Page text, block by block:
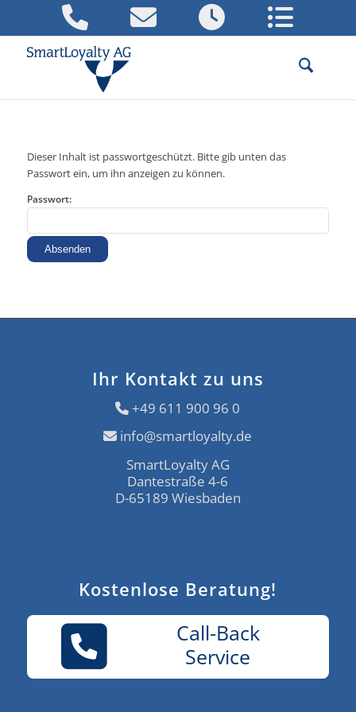
Dieser Inhalt ist passwortgeschützt. Bitte gib unten das
Passwort ein, um ihn anzeigen zu können.
Passwort:
Ihr Kontakt zu uns
+49 611 900 96 0
info@smartloyalty.de
SmartLoyalty AG
Dantestraße 4-6
D-65189 Wiesbaden
Kostenlose Beratung!
Call-Back
Service